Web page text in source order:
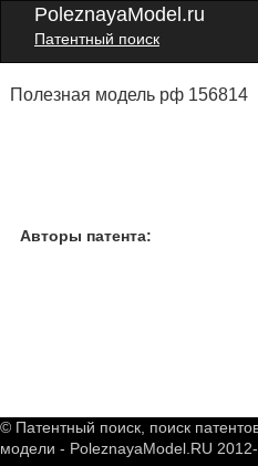
PoleznayaModel.ru
Патентный поиск
Полезная модель рф 156814
Авторы патента:
© Патентный поиск, поиск
модели - PoleznayaModel.RU